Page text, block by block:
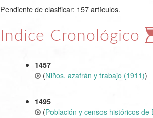
Pendiente de clasificar: 157 artículos.
Indice Cronológico
1457
(Niños, azafrán y trabajo (1911))
1495
(Población y censos históricos de